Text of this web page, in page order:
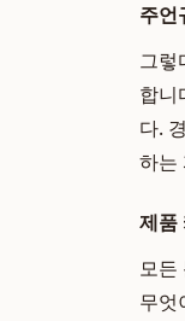
주언
그렇
합니
다.
하는
제품
모든
무엇